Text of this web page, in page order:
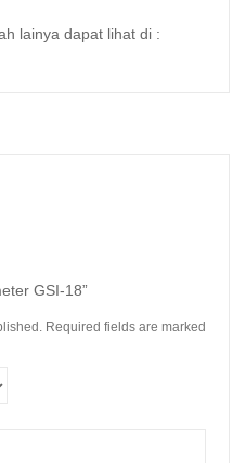
lainya dapat lihat di :
GSI-18”
Required fields are marked